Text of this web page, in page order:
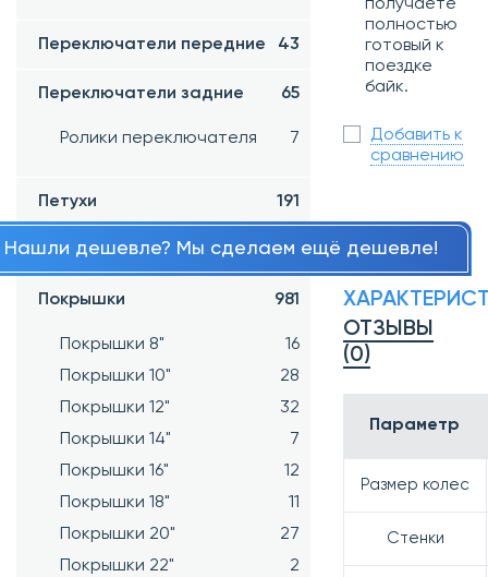
Переключатели передние 43
Переключатели задние 65
Ролики переключателя 7
Петухи 191
Подшипники 34
Покрышки 981
Покрышки 8"
16
Покрышки 10"
28
Покрышки 12"
32
Покрышки 14"
7
Покрышки 16"
12
Покрышки 18"
11
Покрышки 20"
27
Покрышки 22"
2
получаете
полностью
готовый к
поездке
байк.
Добавить к
сравнению
Нашли дешевле? Мы сделаем ещё дешевле!
ОТЗЫВЫ
(0)
Параметр
Размер колес
Стенки